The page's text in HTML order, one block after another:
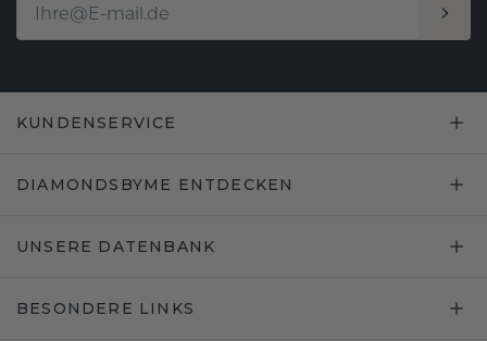
KUNDENSERVICE
DIAMONDSBYME ENTDECKEN
UNSERE DATENBANK
BESONDERE LINKS